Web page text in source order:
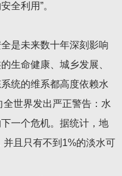
全利用”。
是未来数十年深刻影响
生命健康、城乡发展、
统的维系都高度依赖水
世界发出严正警告：水
一个危机。据统计，地
且只有不到1%的淡水可